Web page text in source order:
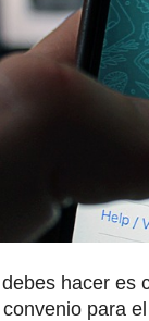
hacer es
para